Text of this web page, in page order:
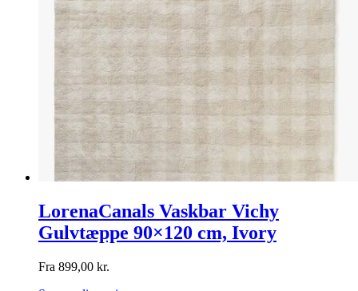
LorenaCanals Vaskbar Vichy
Gulvtæppe 90×120 cm, Ivory
Fra 899,00 kr.